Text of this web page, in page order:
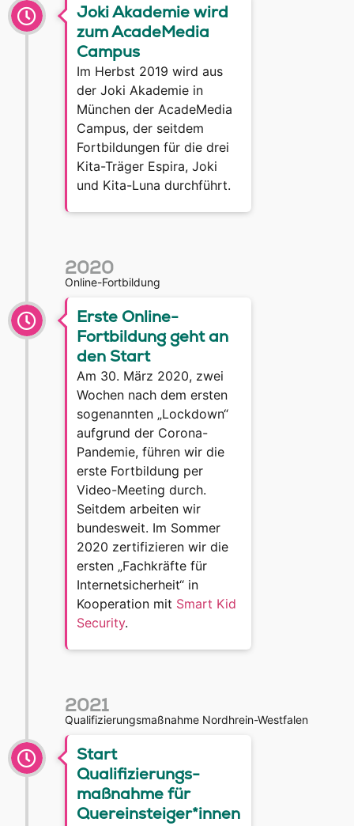
Joki Akademie wird
zum AcadeMedia
Campus
Im Herbst 2019 wird aus
der Joki Akademie in
München der AcadeMedia
Campus, der seitdem
Fortbildungen für die drei
Kita-Träger Espira, Joki
und Kita-Luna durchführt.
2020
Online-Fortbildung
Erste Online-
Fortbildung geht an
den Start
Am 30. März 2020, zwei
Wochen nach dem ersten
sogenannten „Lockdown“
aufgrund der Corona-
Pandemie, führen wir die
erste Fortbildung per
Video-Meeting durch.
Seitdem arbeiten wir
bundesweit. Im Sommer
2020 zertifizieren wir die
ersten „Fachkräfte für
Internetsicherheit“ in
Kooperation mit Smart Kid
Security.
2021
Qualifizierungsmaßnahme Nordhrein-Westfalen
Start
Qualifizierungs-
maßnahme für
Quereinsteiger*innen